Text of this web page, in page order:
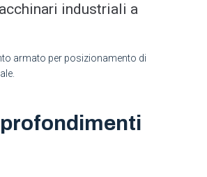
industriali a
armato per posizionamento di